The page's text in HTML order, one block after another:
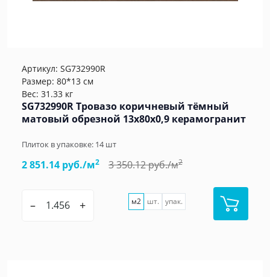
Артикул: SG732990R
Размер: 80*13 см
Вес: 31.33 кг
SG732990R Тровазо коричневый тёмный
матовый обрезной 13x80x0,9 керамогранит
Плиток в упаковке: 14шт
2 851.14 руб./м2 3 350.12 руб./м2
– + м2 шт. упак.